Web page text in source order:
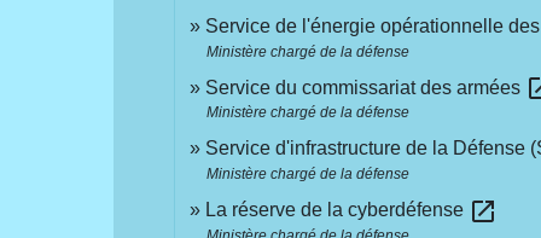
Service de l'énergie opérationnelle
Ministère chargé de la défense
Service du commissariat des armées
Ministère chargé de la défense
Service d'infrastructure de la Défense
Ministère chargé de la défense
La réserve de la cyberdéfense open_in_new